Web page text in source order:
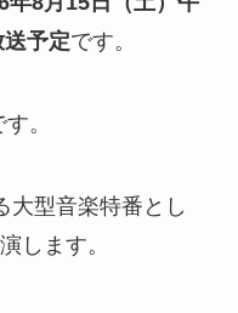
予定です。
。
大型音楽特番とし
します。